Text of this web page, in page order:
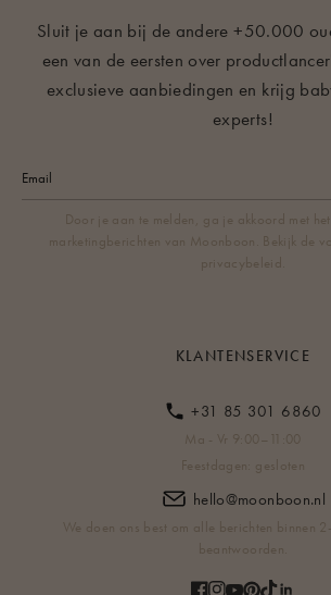
Sluit je aan bij de andere +50.000
een van de eersten over
exclusieve aanbiedingen en krijg
experts!
Door je aan te melden, ga je akkoord met
marketingberichten van Moonboon. Bekijk de
privacybeleid.
KLANTENSERVICE
+31 85 301 6860
Ma - Vr 9:00–11:00
Feestdagen: gesloten
hello@moonboon.nl
We doen ons best om alle berichten binnen
beantwoorden.